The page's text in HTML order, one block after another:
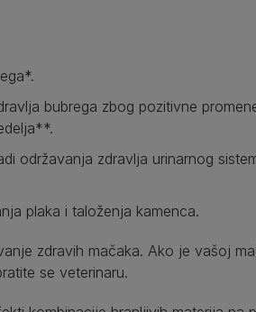
bubrega zbog pozitivne
održavanja zdravlja urinarnog
plaka i taloženja kamenca.
zdravih mačaka. Ako je vašoj
se veterinaru.